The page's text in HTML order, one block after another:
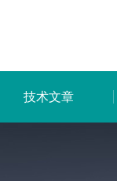
技术文章